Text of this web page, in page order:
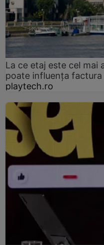
La ce etaj este cel mai
poate influența
playtech.ro